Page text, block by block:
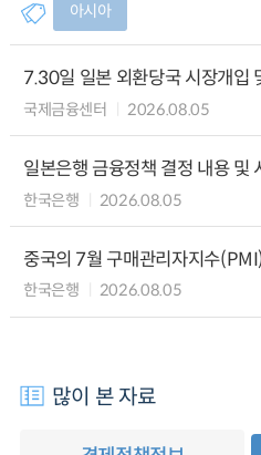
아시아
7.30일 일본 외환당국 시장개입
국제금융센터 2026.08.05
일본은행 금융정책 결정 내용 및
한국은행 2026.08.05
중국의 7월 구매관리자지수
한국은행 2026.08.05
많이 본 자료